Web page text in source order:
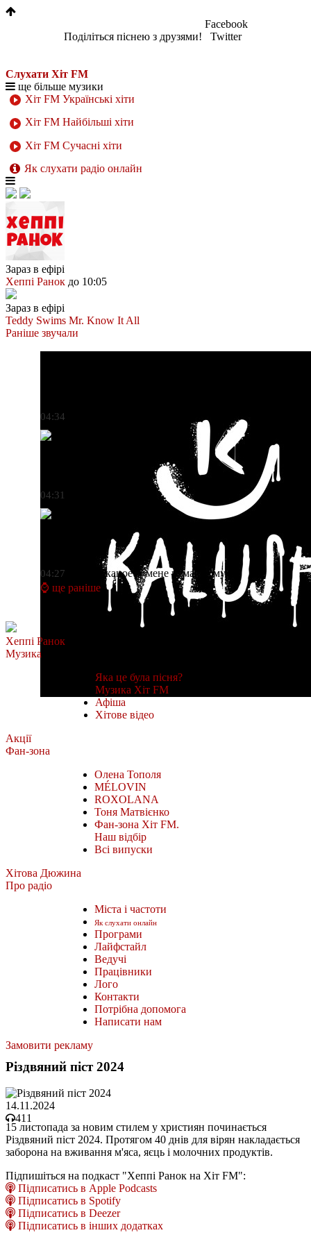
Поділіться піснею з друзями!
Facebook
Twitter
Слухати Хіт FM
ще більше музики
Хіт FM Українські хіти
Хіт FM Найбільші хіти
Хіт FM Сучасні хіти
Як слухати радіо онлайн
Зараз в ефірі
Хеппі Ранок до 10:05
Зараз в ефірі
Teddy Swims Mr. Know It All
Раніше звучали
04:34
04:31
04:27 Один в каное У мене немає дому
⌚ ще раніше
Хеппі Ранок
Музика
Яка це була пісня?
Музика Хіт FM
Афіша
Хітове відео
Акції
Фан-зона
Олена Тополя
MÉLOVIN
ROXOLANA
Тоня Матвієнко
Фан-зона Хіт FM.
Наш відбір
Всі випуски
Хітова Дюжина
Про радіо
Міста і частоти
Як слухати онлайн
Програми
Лайфстайл
Ведучі
Працівники
Лого
Контакти
Потрібна допомога
Написати нам
Замовити рекламу
Різдвяний піст 2024
14.11.2024
411
15 листопада за новим стилем у християн починається
Різдвяний піст 2024. Протягом 40 днів для вірян накладається
заборона на вживання м'яса, яєць і молочних продуктів.
Підпишіться на подкаст "Хеппі Ранок на Хіт FM":
Підписатись в Apple Podcasts
Підписатись в Spotify
Підписатись в Deezer
Підписатись в інших додатках